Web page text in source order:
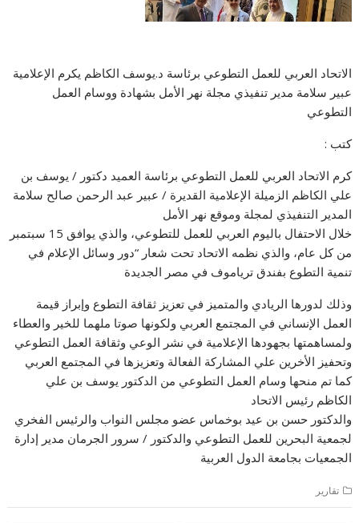
الاتحاد العربي للعمل التطوعي برئاسة د.يوسف الكاظم يكرم الإعلامية
عبير سلامة مدير تنفيذي مجلة نهر الأمل بشهادة ووسام العمل
التطوعي
كتب :
كرم الاتحاد العربي للعمل التطوعي برئاسة العميد دكتور / يوسف بن
علي الكاظم الزميلة الإعلامية القديرة / عبير عبد الرحمن صالح سلامة
المدير التنفيذي لمجلة وموقع نهر الأمل
خلال الاحتفال باليوم العربي للعمل للتطوعي، والذي يوافق 15 سبتمبر
من كل عام، والذي نظمه الاتحاد تحت شعار “دور وسائل الإعلام في
تنمية التطوع بفندق ترياموف في مصر الجديدة
وذلك لدورها الريادي والمتميز في تعزيز ثقافة التطوع وإبراز قيمة
العمل الإنساني في المجتمع العربي ولكونها صوتا ملهما للخير والعطاء
ولمساهمتها بجهودها الإعلامية في نشر الوعي وثقافة العمل التطوعي
وتحفيز الأخرين علي المشاركة الفعالة وتعزيزها في المجتمع العربي
كما تم منحها وسام العمل التطوعي من الدكتور يوسف بن علي
الكاظم رئيس الاتحاد
والدكتور حسن بن عيد بوخماس عضو مجلس النواب والرئيس الفخري
لجمعية البحرين للعمل التطوعي والدكتور / سرور الجرمان مدير إدارة
الجمعيات بجامعة الدول العربية
تقارير